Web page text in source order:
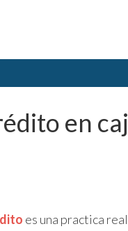
en
es una practica